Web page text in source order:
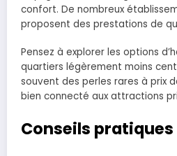
confort. De nombreux
proposent des prestations de
Pensez à explorer les options
quartiers légèrement moins
souvent des perles rares à prix
bien connecté aux attractions
Conseils